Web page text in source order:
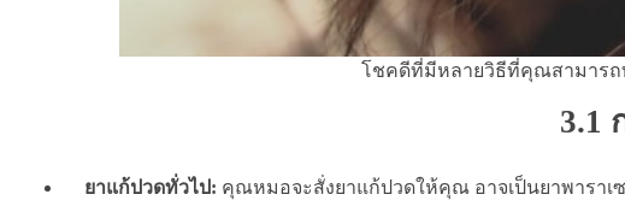
โชคดีที่มีหลายวิธีที่คุณสามารถ
3.1
ยาแก้ปวดทั่วไป: คุณหมอจะสั่งยาแก้ปวดให้คุณ อาจเป็นยาพาราเซต